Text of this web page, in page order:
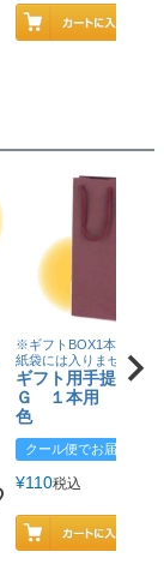
※ギフトBOX1本用はこ
紙袋には入りません
ギフト用手提げＢ
Ｇ １本用 エン
色
クール便でお届け
¥110税込